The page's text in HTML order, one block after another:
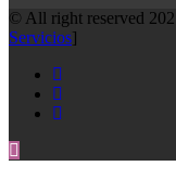
© All right reserved
Servicios]